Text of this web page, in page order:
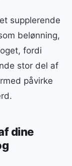
supplerende
belønning,
fordi
stor del af
påvirke
dine